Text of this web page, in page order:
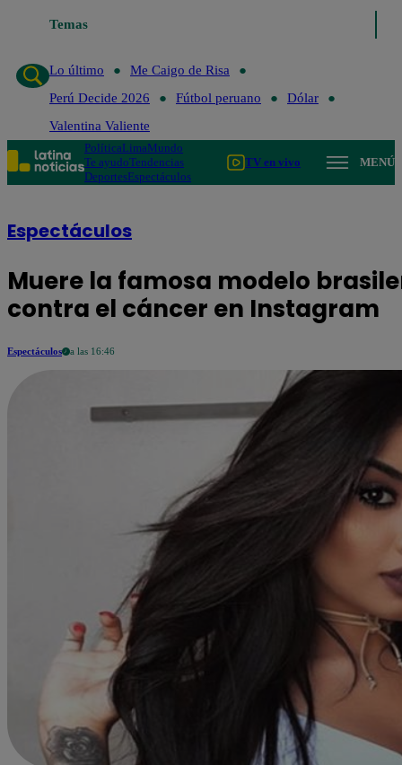
Temas
Lo último
Me Caigo de Risa
Perú Decide 2026
Fútbol peruano
Dólar
Valentina Valiente
PolíticaLimaMundo
Te ayudoTendencias
DeportesEspectáculos
TV en vivo MENÚ
Espectáculos
Muere la famosa modelo
contra el cáncer en Instagram
Espectáculos a las 16:46